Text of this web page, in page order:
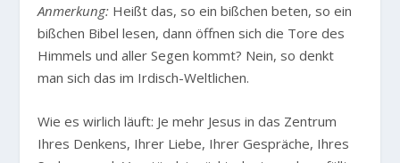
Anmerkung: Heißt das, so ein bißchen beten, so ein
bißchen Bibel lesen, dann öffnen sich die Tore des
Himmels und aller Segen kommt? Nein, so denkt
man sich das im Irdisch-Weltlichen.
Wie es wirlich läuft: Je mehr Jesus in das Zentrum
Ihres Denkens, Ihrer Liebe, Ihrer Gespräche, Ihres